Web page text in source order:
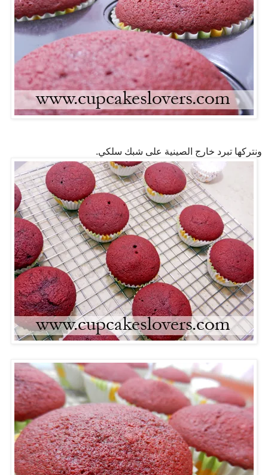
ونتركها تبرد خارج الصينية على شبك سلكي.